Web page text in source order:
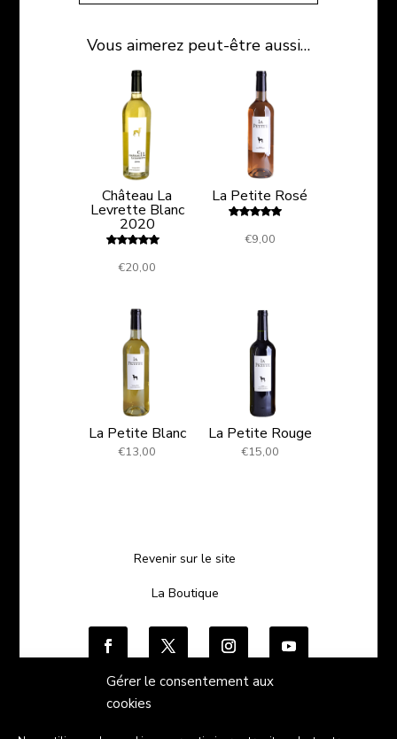
Gérer le consentement aux
cookies
Vous aimerez peut-être aussi…
Château La
Levrette Blanc
2020
5.00
€20,00
La Petite Rosé
5.00
€9,00
La Petite Blanc
€13,00
La Petite Rouge
€15,00
Revenir sur le site
La Boutique
« Action financée par »